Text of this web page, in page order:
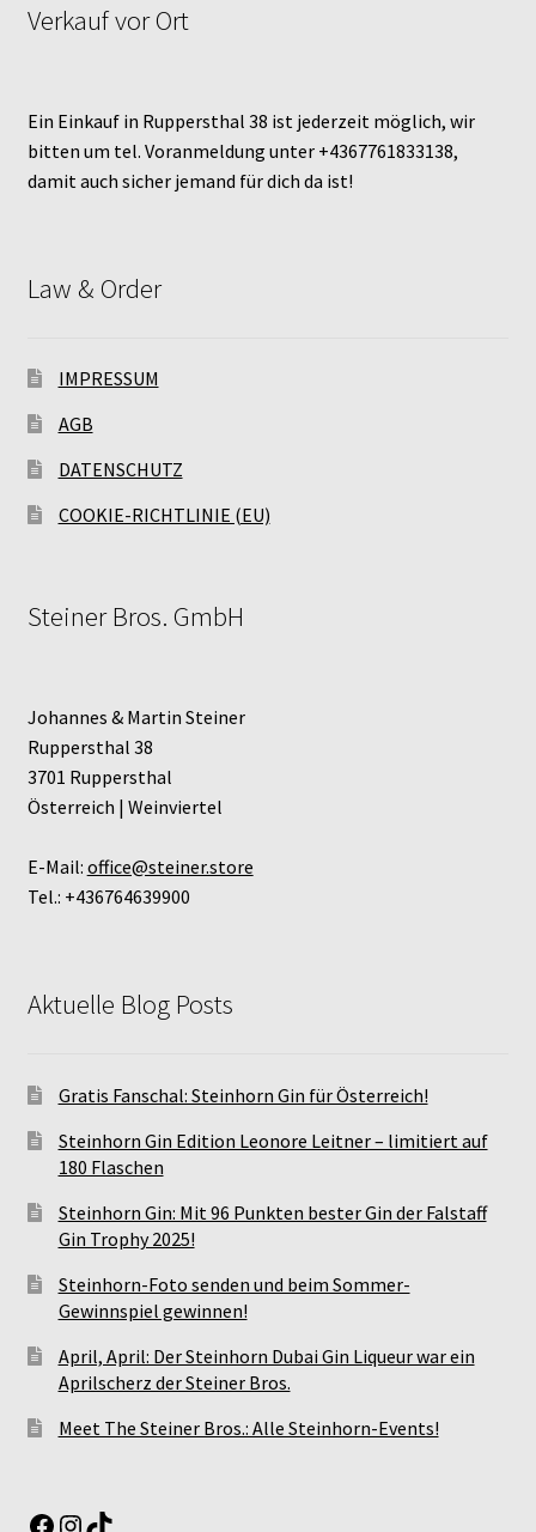
Verkauf vor Ort
Ein Einkauf in Ruppersthal 38 ist jederzeit möglich, wir
bitten um tel. Voranmeldung unter +4367761833138,
damit auch sicher jemand für dich da ist!
Law & Order
IMPRESSUM
AGB
DATENSCHUTZ
COOKIE-RICHTLINIE (EU)
Steiner Bros. GmbH
Johannes & Martin Steiner
Ruppersthal 38
3701 Ruppersthal
Österreich | Weinviertel
E-Mail: office@steiner.store
Tel.: +436764639900
Aktuelle Blog Posts
Gratis Fanschal: Steinhorn Gin für Österreich!
Steinhorn Gin Edition Leonore Leitner – limitiert auf
180 Flaschen
Steinhorn Gin: Mit 96 Punkten bester Gin der Falstaff
Gin Trophy 2025!
Steinhorn-Foto senden und beim Sommer-
Gewinnspiel gewinnen!
April, April: Der Steinhorn Dubai Gin Liqueur war ein
Aprilscherz der Steiner Bros.
Meet The Steiner Bros.: Alle Steinhorn-Events!
Facebook
Instagram
TikTok